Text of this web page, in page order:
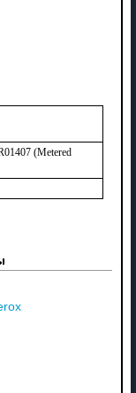
(Metered